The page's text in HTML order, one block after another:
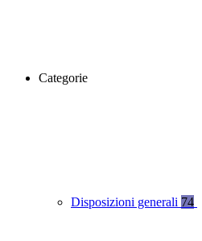
Categorie
Disposizioni generali 74